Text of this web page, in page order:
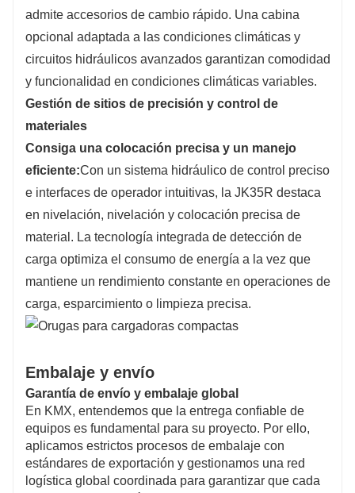
admite accesorios de cambio rápido. Una cabina
opcional adaptada a las condiciones climáticas y
circuitos hidráulicos avanzados garantizan comodidad
y funcionalidad en condiciones climáticas variables.
Gestión de sitios de precisión y control de
materiales
Consiga una colocación precisa y un manejo
eficiente:Con un sistema hidráulico de control preciso
e interfaces de operador intuitivas, la JK35R destaca
en nivelación, nivelación y colocación precisa de
material. La tecnología integrada de detección de
carga optimiza el consumo de energía a la vez que
mantiene un rendimiento constante en operaciones de
carga, esparcimiento o limpieza precisa.
Embalaje y envío
Garantía de envío y embalaje global
En KMX, entendemos que la entrega confiable de
equipos es fundamental para su proyecto. Por ello,
aplicamos estrictos procesos de embalaje con
estándares de exportación y gestionamos una red
logística global coordinada para garantizar que cada